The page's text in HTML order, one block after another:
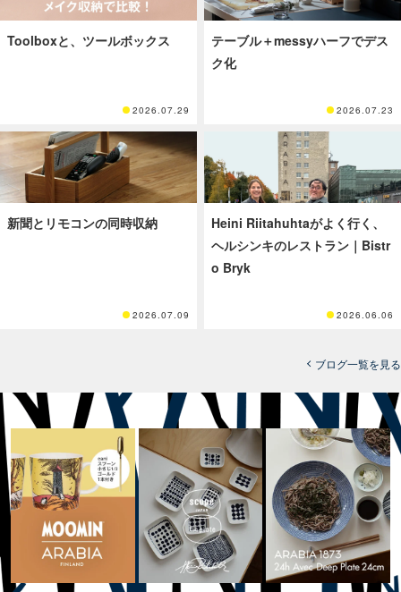
Toolboxと、ツールボックス
2026.07.29
テーブル＋messyハーフでデス
ク化
2026.07.23
新聞とリモコンの同時収納
2026.07.09
Heini Riitahuhtaがよく行く、
ヘルシンキのレストラン｜Bistr
o Bryk
2026.06.06
ブログ一覧を見る